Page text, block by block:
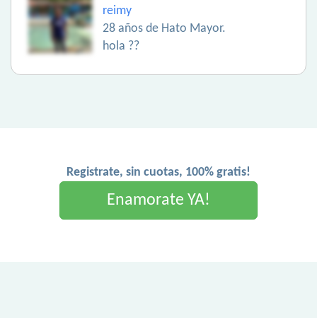
reimy
28 años de Hato Mayor.
hola ??
Registrate, sin cuotas, 100% gratis!
Enamorate YA!